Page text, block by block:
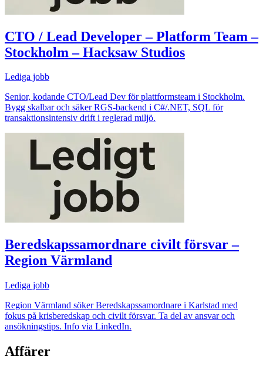
CTO / Lead Developer – Platform Team –
Stockholm – Hacksaw Studios
Lediga jobb
Senior, kodande CTO/Lead Dev för plattformsteam i Stockholm.
Bygg skalbar och säker RGS-backend i C#/.NET, SQL för
transaktionsintensiv drift i reglerad miljö.
Beredskapssamordnare civilt försvar –
Region Värmland
Lediga jobb
Region Värmland söker Beredskapssamordnare i Karlstad med
fokus på krisberedskap och civilt försvar. Ta del av ansvar och
ansökningstips. Info via LinkedIn.
Affärer